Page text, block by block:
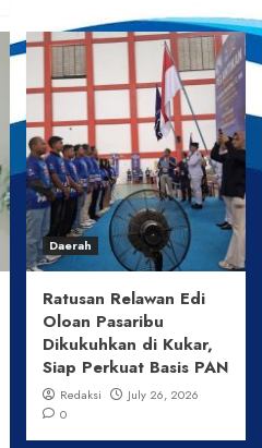
Daerah
Ratusan Relawan Edi
Oloan Pasaribu
Dikukuhkan di Kukar,
Siap Perkuat Basis PAN
Redaksi
July 26, 2026
0